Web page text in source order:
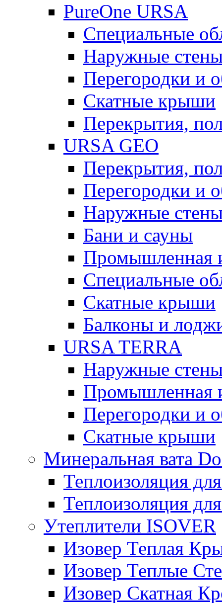
PureOne URSA
Специальные
Наружные
Перегородки и
Скатные крыши
Перекрытия,
URSA GEO
Перекрытия,
Перегородки и
Наружные
Бани и сауны
Промышленная
Специальные
Скатные крыши
Балконы и
URSA TERRA
Наружные
Промышленная
Перегородки и
Скатные крыши
Минеральная вата
Теплоизоляция
Теплоизоляция
Утеплители ISOVER
Изовер Теплая
Изовер Теплые
Изовер Скатная